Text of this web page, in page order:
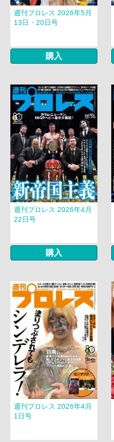
週刊プロレス 2026年5月
13日・20日号
購入
週刊プロレス 2026年4月
22日号
購入
週刊プロレス 2026年4月
1日号